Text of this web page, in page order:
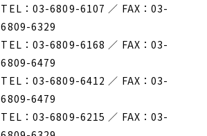
TEL：03-6809-6107 ／ FAX：03-
6809-6329
TEL：03-6809-6168 ／ FAX：03-
6809-6479
TEL：03-6809-6412 ／ FAX：03-
6809-6479
TEL：03-6809-6215 ／ FAX：03-